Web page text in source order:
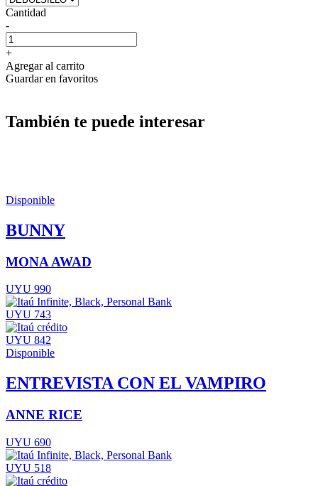
Cantidad
-
+
Agregar al carrito
Guardar en favoritos
También te puede interesar
Disponible
BUNNY
MONA AWAD
UYU 990
UYU 743
UYU 842
Disponible
ENTREVISTA CON EL VAMPIRO
ANNE RICE
UYU 690
UYU 518